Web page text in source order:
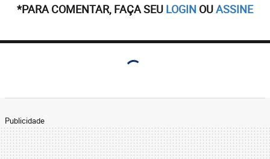
*PARA COMENTAR, FAÇA SEU LOGIN OUASSINE
Publicidade